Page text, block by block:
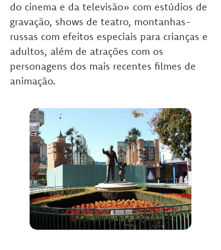
do cinema e da televisão» com estúdios de
gravação, shows de teatro, montanhas-
russas com efeitos especiais para crianças e
adultos, além de atrações com os
personagens dos mais recentes filmes de
animação.